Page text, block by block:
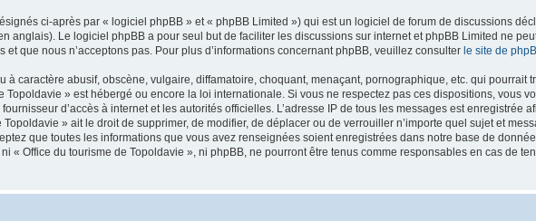
ci-après par « logiciel phpBB » et « phpBB Limited ») qui est un logiciel de forum de discussions
anglais). Le logiciel phpBB a pour seul but de faciliter les discussions sur internet et phpBB Limited ne
que nous n’acceptons pas. Pour plus d’informations concernant phpBB, veuillez consulter le site de
à caractère abusif, obscène, vulgaire, diffamatoire, choquant, menaçant, pornographique, etc. qui pourrait
Topoldavie » est hébergé ou encore la loi internationale. Si vous ne respectez pas ces dispositions, vous
d’accès à internet et les autorités officielles. L’adresse IP de tous les messages est enregistrée
» ait le droit de supprimer, de modifier, de déplacer ou de verrouiller n’importe quel sujet et
que toutes les informations que vous avez renseignées soient enregistrées dans notre base de
« Office du tourisme de Topoldavie », ni phpBB, ne pourront être tenus comme responsables en cas de